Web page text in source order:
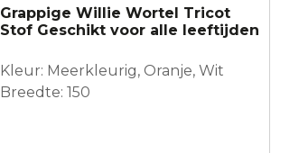
Grappige Willie Wortel Tricot
Stof Geschikt voor alle leeftijden
Kleur: Meerkleurig, Oranje, Wit
Breedte: 150